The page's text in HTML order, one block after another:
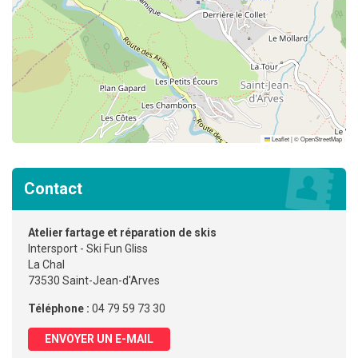
Leaflet|©OpenStreetMap
Contact
Atelier fartage et réparation de skis
Intersport - Ski Fun Gliss
La Chal
73530 Saint-Jean-d'Arves
Téléphone : 04 79 59 73 30
ENVOYER UN E-MAIL